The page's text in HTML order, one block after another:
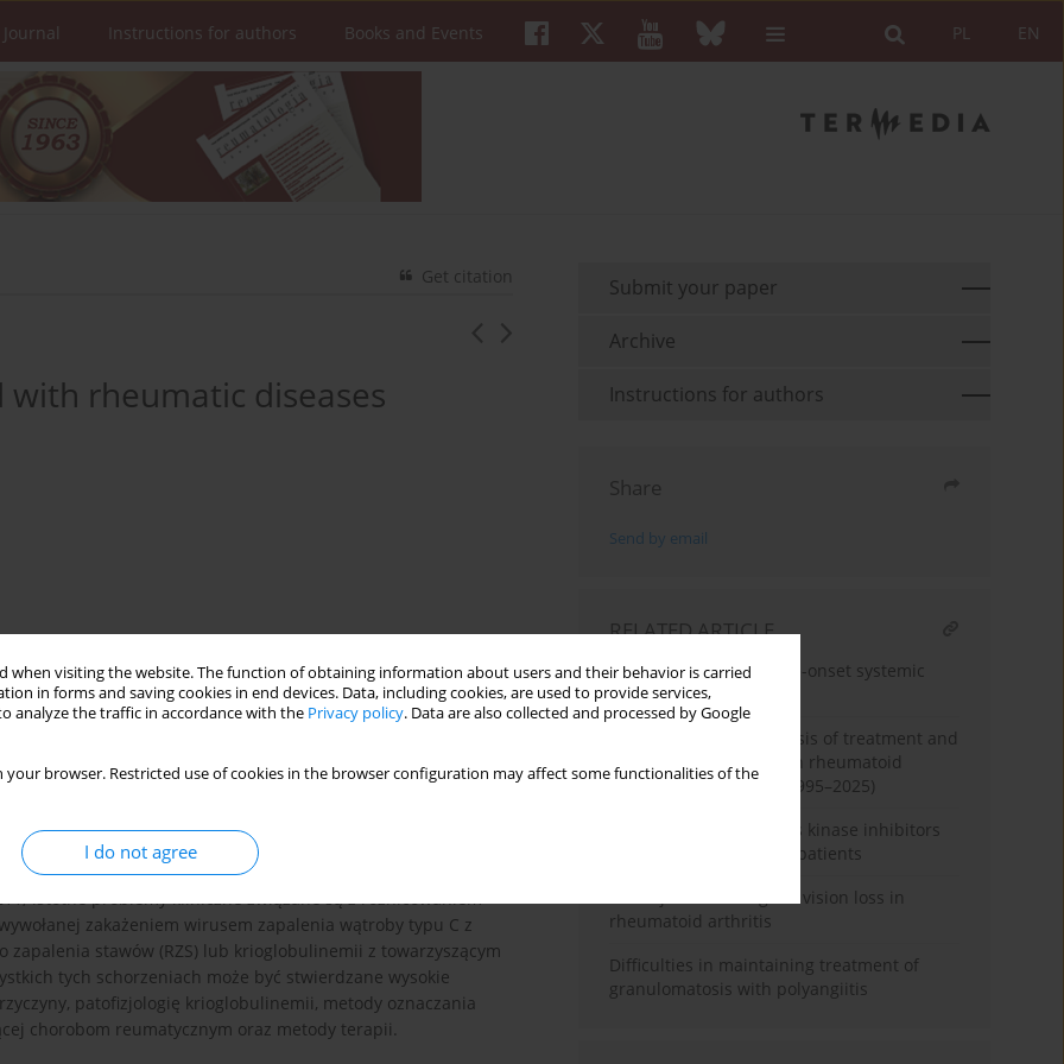
when visiting the website. The function of obtaining information about users and their behavior is carried
in forms and saving cookies in end devices. Data, including cookies, are used to provide services,
analyze the traffic in accordance with the Privacy policy. Data are also collected and processed by Google
your browser. Restricted use of cookies in the browser configuration may affect some functionalities of the
I do not agree
EN
PL
Instructions for authors Books and Events
Get citation
rheumatic diseases
C virus infection
rheumatoid arthritis
chorobom tkanki łącznej. W schorzeniach
inaczej nazywane krioglobulinemią mieszaną. W
istotne problemy kliniczne związane są z różnicowaniem
zakażeniem wirusem zapalenia wątroby typu C z
stawów (RZS) lub krioglobulinemii z towarzyszącym
tych schorzeniach może być stwierdzane wysokie
patofizjologię krioglobulinemii, metody oznaczania
chorobom reumatycznym oraz metody terapii.
Submit your paper
Archive
Instructions for authors
Share
Send by email
RELATED ARTICLE
Tjalma syndrome in late-onset systemic
lupus erythematosus
Machine learning analysis of treatment and
complication patterns in rheumatoid
arthritis case reports (1995–2025)
Follow-up of three Janus kinase inhibitors
in rheumatoid arthritis patients
When joints cost sight – vision loss in
rheumatoid arthritis
Difficulties in maintaining treatment of
granulomatosis with polyangiitis